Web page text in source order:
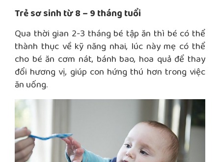
Trẻ sơ sinh từ 8 – 9 tháng tuổi
Qua thời gian 2-3 tháng bé tập ăn thì bé có thể
thành thục về kỹ năng nhai, lúc này mẹ có thể
cho bé ăn cơm nát, bánh bao, hoa quả để thay
đổi hương vị, giúp con hứng thú hơn trong việc
ăn uống.